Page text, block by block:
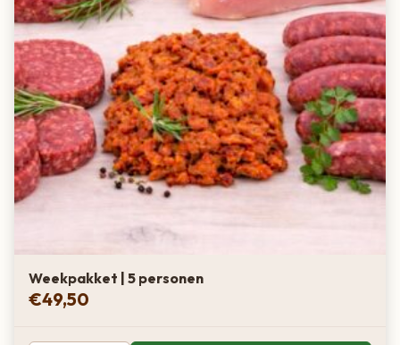
Weekpakket | 5 personen
€49,50